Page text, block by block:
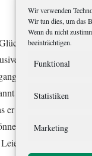
Wir verwenden
Wir tun dies, um das
Wenn du nicht
beeinträchtigen.
Funktional
Statistiken
Marketing
hatte.
Buffet,
verloren.
und seine
von
war